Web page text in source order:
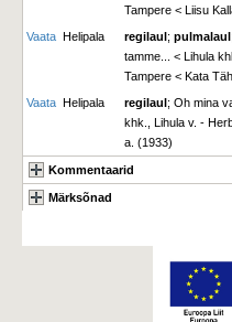
Tampere < Liisu
Vaata Helipala regilaul; pulmalaul
tamme... < Lihula
Tampere < Kata
Vaata Helipala regilaul; Oh mina
khk., Lihula v. -
a. (1933)
Kommentaarid
Märksõnad